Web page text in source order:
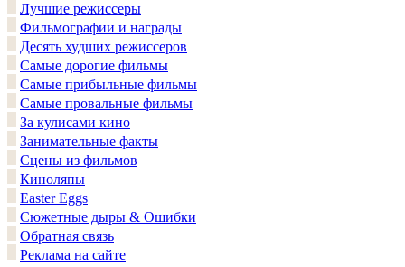
Лучшие режиссеры
Фильмографии и награды
Десять худших режиссеров
Самые дорогие фильмы
Самые прибыльные фильмы
Самые провальные фильмы
За кулисами кино
Занимательные факты
Сцены из фильмов
Киноляпы
Easter Eggs
Сюжетные дыры & Ошибки
Обратная связь
Реклама на сайте